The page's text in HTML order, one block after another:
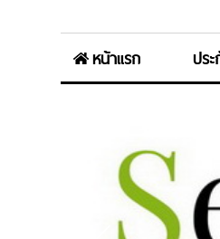
หน้าแรก ปร